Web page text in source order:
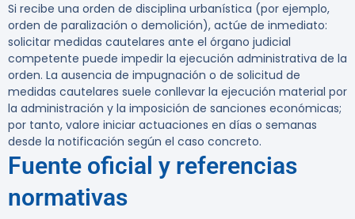
Si recibe una orden de disciplina urbanística (por ejemplo,
orden de paralización o demolición), actúe de inmediato:
solicitar medidas cautelares ante el órgano judicial
competente puede impedir la ejecución administrativa de la
orden. La ausencia de impugnación o de solicitud de
medidas cautelares suele conllevar la ejecución material por
la administración y la imposición de sanciones económicas;
por tanto, valore iniciar actuaciones en días o semanas
desde la notificación según el caso concreto.
Fuente oficial y referencias
normativas